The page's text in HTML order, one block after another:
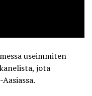
useimmiten
jota